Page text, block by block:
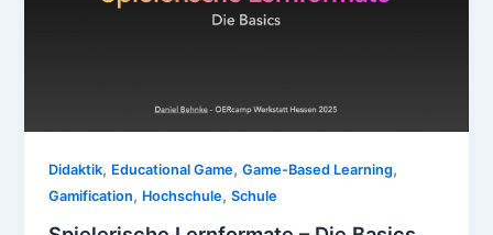
Didaktik, Educational Game,Game-Based Learning,
Gamification, Hochschule,Schule